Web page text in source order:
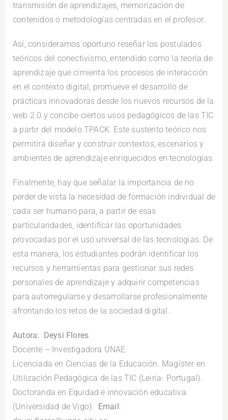
transmisión de aprendizajes, memorización de
contenidos o metodologías centradas en el profesor.
Así, consideramos oportuno reseñar los postulados
teóricos del conectivismo, entendido como la teoría de
aprendizaje que cimienta los procesos de interacción
en el contexto digital, promueve el desarrollo de
prácticas innovadoras desde los nuevos recursos de la
web 2.0 y concibe ciertos usos pedagógicos de las TIC
a partir del modelo TPACK. Este sustento teórico nos
permitirá diseñar y construir contextos, escenarios y
ambientes de aprendizaje enriquecidos en tecnologías.
Finalmente, hay que señalar la importancia de no
perder de vista la necesidad de formación individual de
cada ser humano para, a partir de esas
particularidades, identificar las oportunidades
provocadas por el uso universal de las tecnologías. De
esta manera, los estudiantes podrán identificar los
recursos y herramientas para gestionar sus redes
personales de aprendizaje y adquirir competencias
para autorregularse y desarrollarse profesionalmente
afrontando los retos de la sociedad digital..
Autora: Deysi Flores
Docente – Investigadora UNAE
Licenciada en Ciencias de la Educación. Magíster en
Utilización Pedagógica de las TIC (Leiria- Portugal).
Doctoranda en Equidad e innovación educativa
(Universidad de Vigo).
Email :